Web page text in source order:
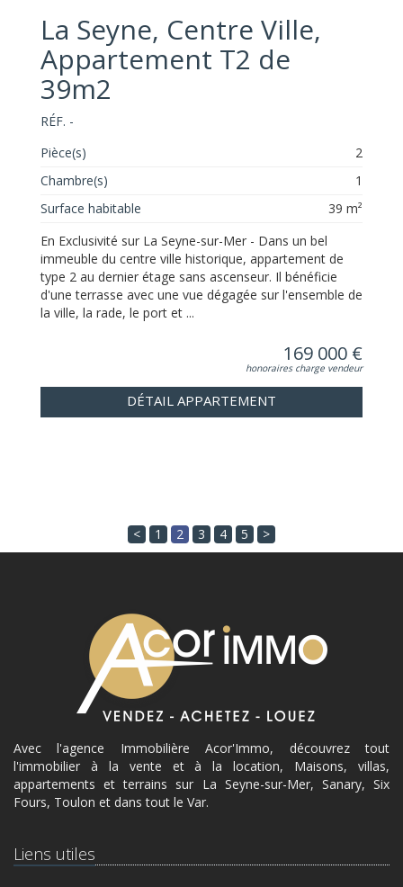
La Seyne, Centre Ville,
Appartement T2 de
39m2
RÉF. -
Pièce(s)
2
Chambre(s)
1
Surface habitable
39 m²
En Exclusivité sur La Seyne-sur-Mer - Dans un bel
immeuble du centre ville historique, appartement de
type 2 au dernier étage sans ascenseur. Il bénéficie
d'une terrasse avec une vue dégagée sur l'ensemble de
la ville, la rade, le port et ...
169 000 €
honoraires charge vendeur
DÉTAIL APPARTEMENT
< 1 2 3 4 5 >
Avec l'agence Immobilière Acor'Immo, découvrez tout
l'immobilier à la vente et à la location, Maisons, villas,
appartements et terrains sur La Seyne-sur-Mer, Sanary, Six
Fours, Toulon et dans tout le Var.
Liens utiles